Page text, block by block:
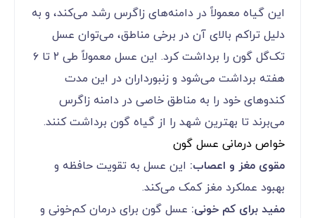
این گیاه معمولاً در دامنه‌های زاگرس رشد می‌کند، و به
دلیل تراکم بالای آن در برخی مناطق، می‌توان عسل
تک‌گل گون را برداشت کرد. این عسل معمولاً طی ۲ تا ۶
هفته برداشت می‌شود و زنبورداران در این مدت
کندوهای خود را به مناطق خاصی در دامنه زاگرس
می‌برند تا بهترین شهد را از گیاه گون برداشت کنند.
خواص درمانی عسل گون
مقوی مغز و اعصاب: این عسل به تقویت حافظه و
بهبود عملکرد مغز کمک می‌کند.
مفید برای کم خونی: عسل گون برای درمان کم‌خونی و